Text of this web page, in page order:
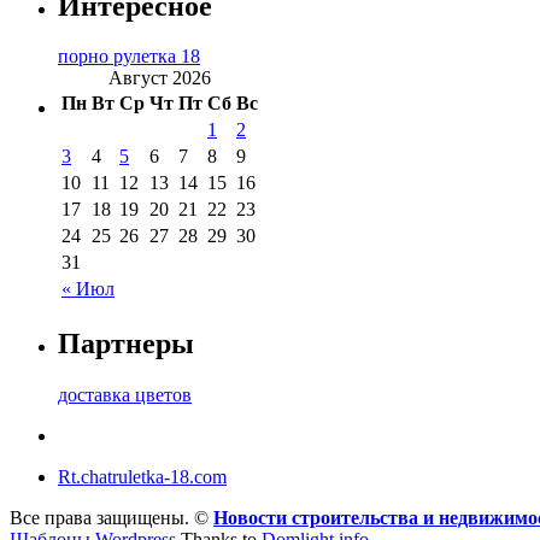
порно рулетка 18
Август 2026
Пн Вт Ср Чт Пт Сб Вс
« Июл
1
2
3
4 5 6 7 8
9
10 11 12 13 14 15 16
17 18 19 20 21 22 23
24 25 26 27 28 29 30
31
Партнеры
доставка цветов
Rt.chatruletka-18.com
Все права защищены. © Новости строительства и